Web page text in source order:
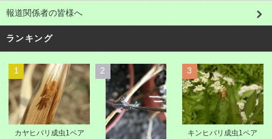
報道関係者の皆様へ
ランキング
1
カヤヒバリ成虫1ペア
2 3
キンヒバリ成虫1ペア